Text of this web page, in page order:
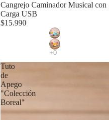
Cangrejo Caminador Musical con
Carga USB
$15.990
Tuto
de
Apego
"Colección
Boreal"